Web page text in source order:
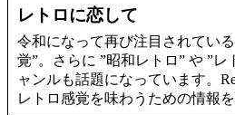
レトロに恋して
令和になって再び注目されてい
覚”。さらに ”昭和レトロ” や ”
ャンルも話題になっています。
レトロ感覚を味わうための情報を